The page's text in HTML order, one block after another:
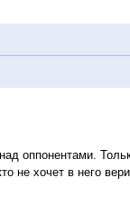
оппонентами.
не хочет в него